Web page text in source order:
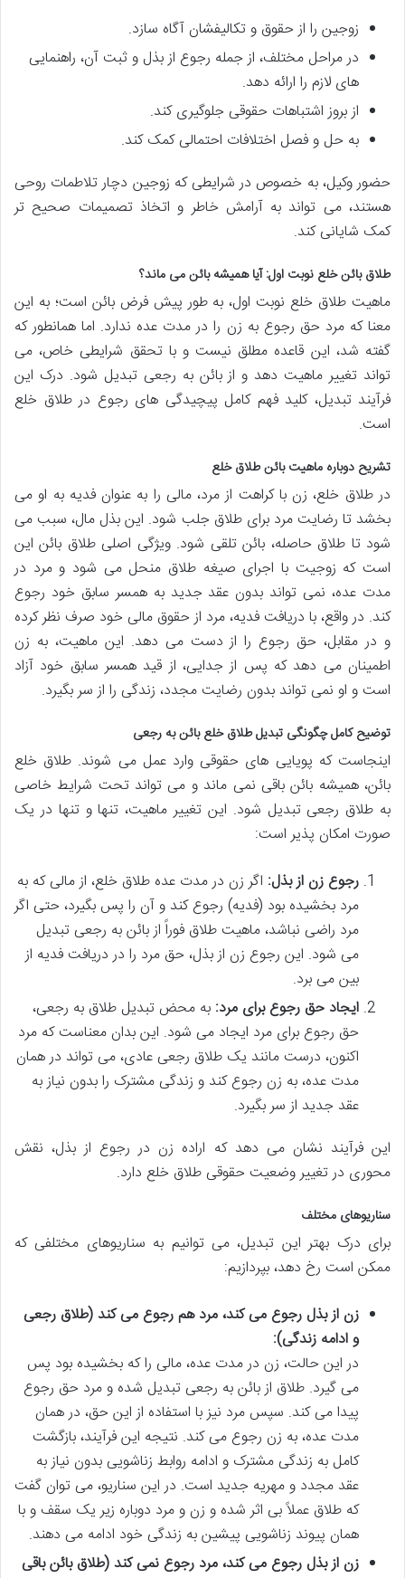
زوجین را از حقوق و تکالیفشان آگاه سازد.
در مراحل مختلف، از جمله رجوع از بذل و ثبت آن، راهنمایی
های لازم را ارائه دهد.
از بروز اشتباهات حقوقی جلوگیری کند.
به حل و فصل اختلافات احتمالی کمک کند.
حضور وکیل، به خصوص در شرایطی که زوجین دچار تلاطمات روحی
هستند، می تواند به آرامش خاطر و اتخاذ تصمیمات صحیح تر
کمک شایانی کند.
طلاق بائن خلع نوبت اول: آیا همیشه بائن می ماند؟
ماهیت طلاق خلع نوبت اول، به طور پیش فرض بائن است؛ به این
معنا که مرد حق رجوع به زن را در مدت عده ندارد. اما همانطور که
گفته شد، این قاعده مطلق نیست و با تحقق شرایطی خاص، می
تواند تغییر ماهیت دهد و از بائن به رجعی تبدیل شود. درک این
فرآیند تبدیل، کلید فهم کامل پیچیدگی های رجوع در طلاق خلع
است.
تشریح دوباره ماهیت بائن طلاق خلع
در طلاق خلع، زن با کراهت از مرد، مالی را به عنوان فدیه به او می
بخشد تا رضایت مرد برای طلاق جلب شود. این بذل مال، سبب می
شود تا طلاق حاصله، بائن تلقی شود. ویژگی اصلی طلاق بائن این
است که زوجیت با اجرای صیغه طلاق منحل می شود و مرد در
مدت عده، نمی تواند بدون عقد جدید به همسر سابق خود رجوع
کند. در واقع، با دریافت فدیه، مرد از حقوق مالی خود صرف نظر کرده
و در مقابل، حق رجوع را از دست می دهد. این ماهیت، به زن
اطمینان می دهد که پس از جدایی، از قید همسر سابق خود آزاد
است و او نمی تواند بدون رضایت مجدد، زندگی را از سر بگیرد.
توضیح کامل چگونگی تبدیل طلاق خلع بائن به رجعی
اینجاست که پویایی های حقوقی وارد عمل می شوند. طلاق خلع
بائن، همیشه بائن باقی نمی ماند و می تواند تحت شرایط خاصی
به طلاق رجعی تبدیل شود. این تغییر ماهیت، تنها و تنها در یک
صورت امکان پذیر است:
رجوع زن از بذل: اگر زن در مدت عده طلاق خلع، از مالی که به
مرد بخشیده بود (فدیه) رجوع کند و آن را پس بگیرد، حتی اگر
مرد راضی نباشد، ماهیت طلاق فوراً از بائن به رجعی تبدیل
می شود. این رجوع زن از بذل، حق مرد را در دریافت فدیه از
بین می برد.
ایجاد حق رجوع برای مرد: به محض تبدیل طلاق به رجعی،
حق رجوع برای مرد ایجاد می شود. این بدان معناست که مرد
اکنون، درست مانند یک طلاق رجعی عادی، می تواند در همان
مدت عده، به زن رجوع کند و زندگی مشترک را بدون نیاز به
عقد جدید از سر بگیرد.
این فرآیند نشان می دهد که اراده زن در رجوع از بذل، نقش
محوری در تغییر وضعیت حقوقی طلاق خلع دارد.
سناریوهای مختلف
برای درک بهتر این تبدیل، می توانیم به سناریوهای مختلفی که
ممکن است رخ دهد، بپردازیم:
زن از بذل رجوع می کند، مرد هم رجوع می کند (طلاق رجعی
و ادامه زندگی):
در این حالت، زن در مدت عده، مالی را که بخشیده بود پس
می گیرد. طلاق از بائن به رجعی تبدیل شده و مرد حق رجوع
پیدا می کند. سپس مرد نیز با استفاده از این حق، در همان
مدت عده، به زن رجوع می کند. نتیجه این فرآیند، بازگشت
کامل به زندگی مشترک و ادامه روابط زناشویی بدون نیاز به
عقد مجدد و مهریه جدید است. در این سناریو، می توان گفت
که طلاق عملاً بی اثر شده و زن و مرد دوباره زیر یک سقف و با
همان پیوند زناشویی پیشین به زندگی خود ادامه می دهند.
زن از بذل رجوع می کند، مرد رجوع نمی کند (طلاق بائن باقی